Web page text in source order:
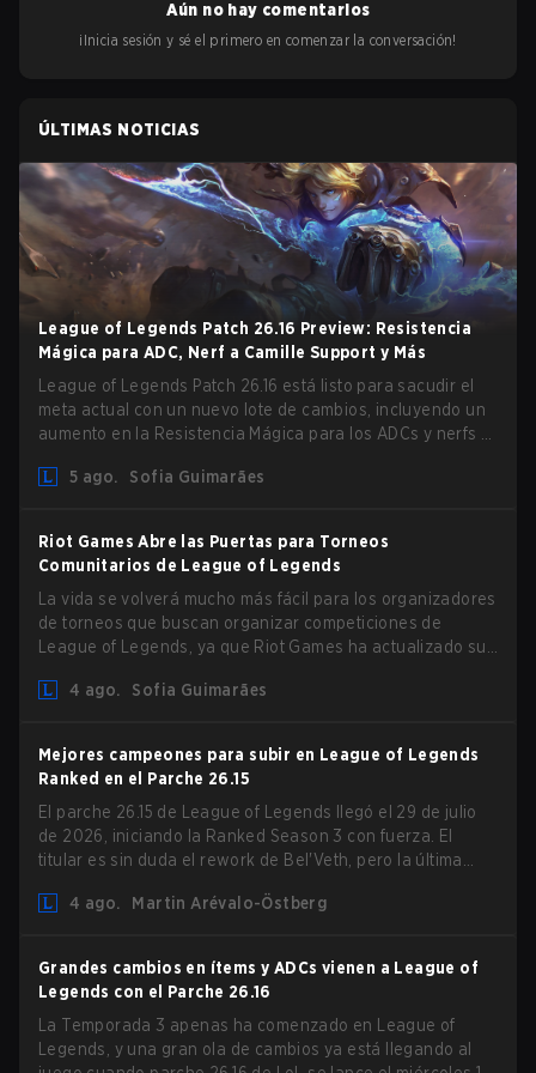
Aún no hay comentarios
¡Inicia sesión y sé el primero en comenzar la conversación!
ÚLTIMAS NOTICIAS
League of Legends Patch 26.16 Preview: Resistencia
Mágica para ADC, Nerf a Camille Support y Más
League of Legends Patch 26.16 está listo para sacudir el
meta actual con un nuevo lote de cambios, incluyendo un
aumento en la Resistencia Mágica para los ADCs y nerfs a
5 ago.
Sofia Guimarães
Riot Games Abre las Puertas para Torneos
Comunitarios de League of Legends
La vida se volverá mucho más fácil para los organizadores
de torneos que buscan organizar competiciones de
League of Legends, ya que Riot Games ha actualizado sus
eliminan varias restricciones obsoletas.
4 ago. Sofia Guimarães
Mejores campeones para subir en League of Legends
Ranked en el Parche 26.15
El parche 26.15 de League of Legends llegó el 29 de julio
de 2026, iniciando la Ranked Season 3 con fuerza. El
titular es sin duda el rework de Bel'Veth, pero la última
necesarios a picks que estaban overperforming. Con un
4 ago. Martin Arévalo-Östberg
Grandes cambios en ítems y ADCs vienen a League of
Legends con el Parche 26.16
La Temporada 3 apenas ha comenzado en League of
Legends, y una gran ola de cambios ya está llegando al